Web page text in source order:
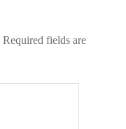
Required fields are